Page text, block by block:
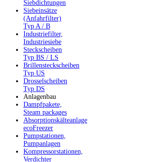
Siebdichtungen
Siebeinsätze
(Anfahrfilter)
Typ A / B
Industriefilter,
Industriesiebe
Steckscheiben
Typ BS / LS
Brillensteckscheiben
Typ US
Drosselscheiben
Typ DS
Anlagenbau
Dampfpakete,
Steam packages
Absorptionskälteanlage
ecoFreezer
Pumpstationen,
Pumpanlagen
Kompressorstationen,
Verdichter